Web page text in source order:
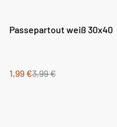
%
Passepartout weiß 30x40
1,99 €3,99 €